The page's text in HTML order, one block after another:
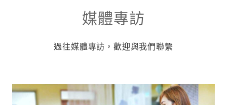
媒體專訪
過往媒體專訪，歡迎與我們聯繫